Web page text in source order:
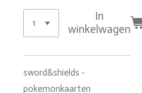
In
winkelwagen
sword&shields -
pokemonkaarten